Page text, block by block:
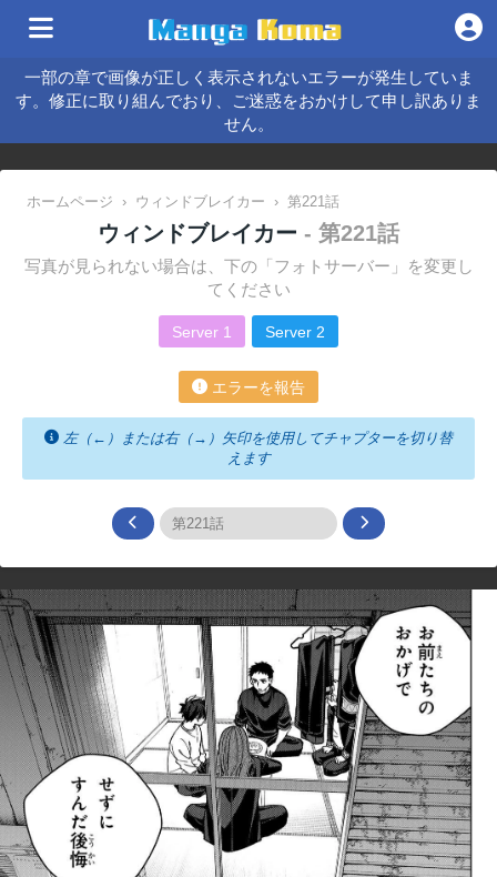
一部の章で画像が正しく表示されないエラーが発生していま
す。修正に取り組んでおり、ご迷惑をおかけして申し訳ありま
せん。
ホームページ › ウィンドブレイカー › 第221話
ウィンドブレイカー - 第221話
写真が見られない場合は、下の「フォトサーバー」を変更し
てください
Server 1 Server 2
エラーを報告
左（←）または右（→）矢印を使用してチャプターを切り替
えます